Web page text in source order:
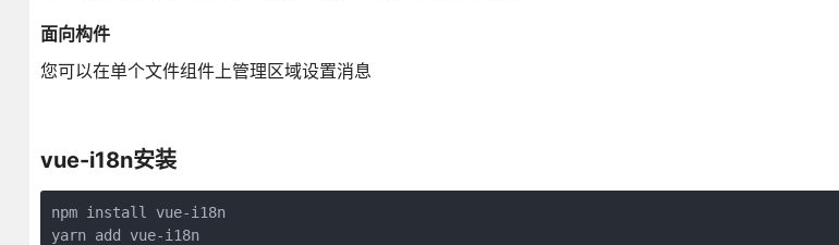
面向构件
您可以在单个文件组件上管理区域设置消息
vue-i18n安装
npm install vue-i18n
yarn add vue-i18n